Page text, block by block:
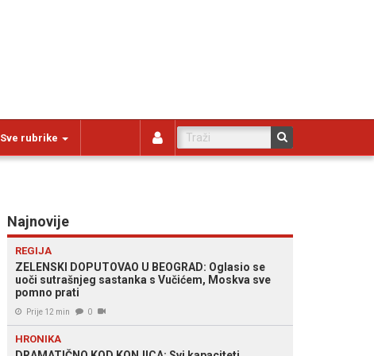
Sve rubrike
Najnovije
REGIJA
ZELENSKI DOPUTOVAO U BEOGRAD: Oglasio se
uoči sutrašnjeg sastanka s Vučićem, Moskva sve
pomno prati
Prije 12 min 0
HRONIKA